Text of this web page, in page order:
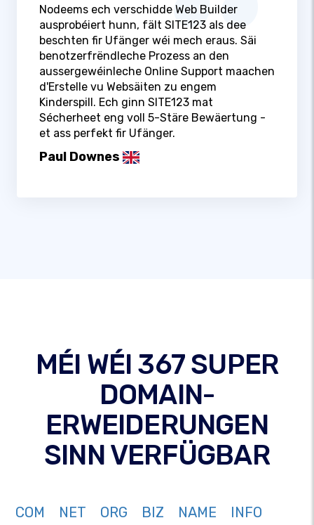
Nodeems ech verschidde Web Builder
ausprobéiert hunn, fält SITE123 als dee
beschten fir Ufänger wéi mech eraus. Säi
benotzerfrëndleche Prozess an den
aussergewéinleche Online Support maachen
d'Erstelle vu Websäiten zu engem
Kinderspill. Ech ginn SITE123 mat
Sécherheet eng voll 5-Stäre Bewäertung -
et ass perfekt fir Ufänger.
Paul Downes
MÉI WÉI 367 SUPER
DOMAIN-
ERWEIDERUNGEN
SINN VERFÜGBAR
COM NET ORG BIZ NAME
INFO